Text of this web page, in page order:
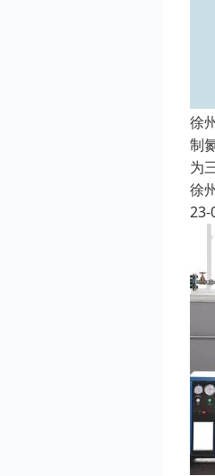
徐
制
为
徐
23-